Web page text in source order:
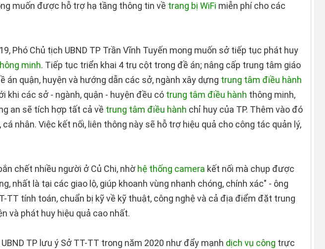
muốn được hỗ trợ hạ tầng thông tin về trang bị WiFi miễn phí cho các
Phó Chủ tịch UBND TP Trần Vĩnh Tuyến mong muốn sở tiếp tục phát huy
minh. Tiếp tục triển khai 4 trụ cột trong đề án; nâng cấp trung tâm giáo
quận, huyện và hướng dẫn các sở, ngành xây dựng trung tâm điều hành
khi các sở - ngành, quận - huyện đều có trung tâm điều hành thông minh,
an sẽ tích hợp tất cả về trung tâm điều hành chỉ huy của TP. Thêm vào đó
nhân. Việc kết nối, liên thông này sẽ hỗ trợ hiệu quả cho công tác quản lý,
chết nhiều người ở Củ Chi, nhờ hệ thống camera kết nối mà chụp được
nhất là tại các giao lộ, giúp khoanh vùng nhanh chóng, chính xác" - ông
TT tính toán, chuẩn bị kỹ về kỹ thuật, công nghệ và cả địa điểm đặt trung
và phát huy hiệu quả cao nhất.
TP lưu ý Sở TT-TT trong năm 2020 như đẩy mạnh dịch vụ công trực